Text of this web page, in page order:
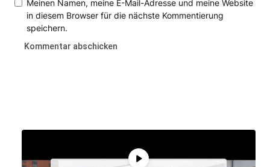
Meinen Namen, meine E-Mail-Adresse und meine Website
in diesem Browser für die nächste Kommentierung
speichern.